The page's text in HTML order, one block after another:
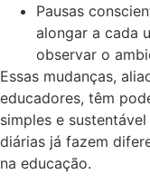
Pausas
alongar a cada
observar o
Essas mudanças,
educadores, têm
simples e
diárias já fazem
na educação.